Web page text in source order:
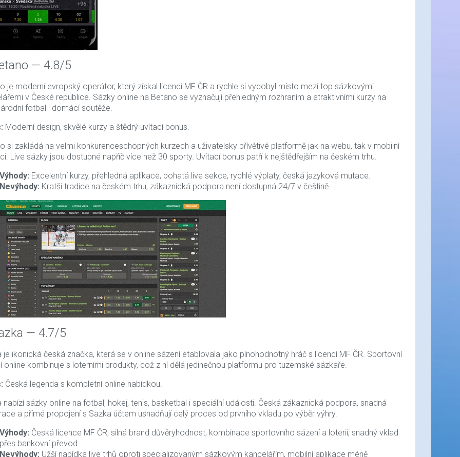
— 4.8/5
je moderní evropský operátor, který získal licenci MF ČR a rychle si vydobyl místo mezi top sázkovými
v České republice. Sázky online na Betano se vyznačují přehledným rozhraním a atraktivními kurzy na
fotbal i domácí soutěže.
Moderní design, skvělé kurzy a štědrý uvítací bonus.
si zakládá na velmi konkurenceschopných kurzech a uživatelsky přívětivé platformě jak na webu, tak v mobilní
Live sázky jsou dostupné napříč více než 30 sporty. Uvítací bonus patří k nejštědřejším na českém trhu.
Výhody: Excelentní kurzy, přehledná aplikace, bohatá live sekce, rychlé výplaty, česká jazyková mutace.
Nevýhody: Kratší tradice na českém trhu, zákaznická podpora není dostupná 24/7 v češtině.
— 4.7/5
je ikonická česká značka, která se v online sázení etablovala jako plnohodnotný hráč s licencí MF ČR. Sportovní
online kombinuje s loterními produkty, což z ní dělá jedinečnou platformu pro tuzemské sázkaře.
Česká legenda s kompletní online nabídkou.
nabízí sázky online na fotbal, hokej, tenis, basketbal i speciální události. Česká zákaznická podpora, snadná
a přímé propojení s Sazka účtem usnadňují celý proces od prvního vkladu po výběr výhry.
Výhody: Česká licence MF ČR, silná brand důvěryhodnost, kombinace sportovního sázení a loterií, snadný vklad
přes bankovní převod.
Nevýhody: Užší nabídka live trhů oproti specializovaným sázkovým kancelářím, mobilní aplikace méně